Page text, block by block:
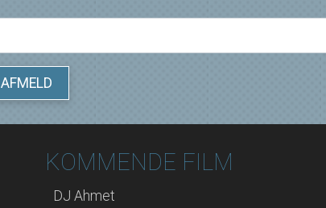
AFMELD
KOMMENDE FILM
DJ Ahmet